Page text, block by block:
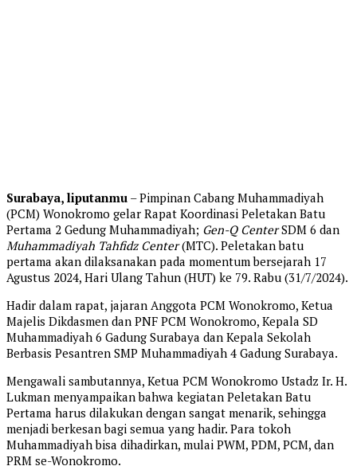
Surabaya, liputanmu – Pimpinan Cabang Muhammadiyah
(PCM) Wonokromo gelar Rapat Koordinasi Peletakan Batu
Pertama 2 Gedung Muhammadiyah; Gen-Q CenterSDM 6 dan
Muhammadiyah Tahfidz Center(MTC). Peletakan batu
pertama akan dilaksanakan pada momentum bersejarah 17
Agustus 2024, Hari Ulang Tahun (HUT) ke 79. Rabu (31/7/2024).
Hadir dalam rapat, jajaran Anggota PCM Wonokromo, Ketua
Majelis Dikdasmen dan PNF PCM Wonokromo, Kepala SD
Muhammadiyah 6 Gadung Surabaya dan Kepala Sekolah
Berbasis Pesantren SMP Muhammadiyah 4 Gadung Surabaya.
Mengawali sambutannya, Ketua PCM Wonokromo Ustadz Ir. H.
Lukman menyampaikan bahwa kegiatan Peletakan Batu
Pertama harus dilakukan dengan sangat menarik, sehingga
menjadi berkesan bagi semua yang hadir. Para tokoh
Muhammadiyah bisa dihadirkan, mulai PWM, PDM, PCM, dan
PRM se-Wonokromo.